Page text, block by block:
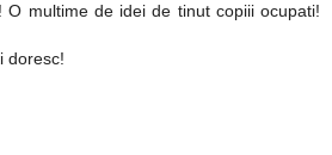
O multime de idei de tinut copiii ocupati!
doresc!